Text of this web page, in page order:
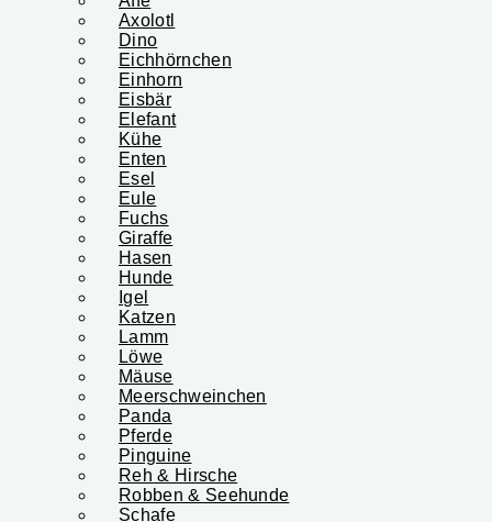
Axolotl
Dino
Eichhörnchen
Einhorn
Eisbär
Elefant
Kühe
Enten
Esel
Eule
Fuchs
Giraffe
Hasen
Hunde
Igel
Katzen
Lamm
Löwe
Mäuse
Meerschweinchen
Panda
Pferde
Pinguine
Reh & Hirsche
Robben & Seehunde
Schafe